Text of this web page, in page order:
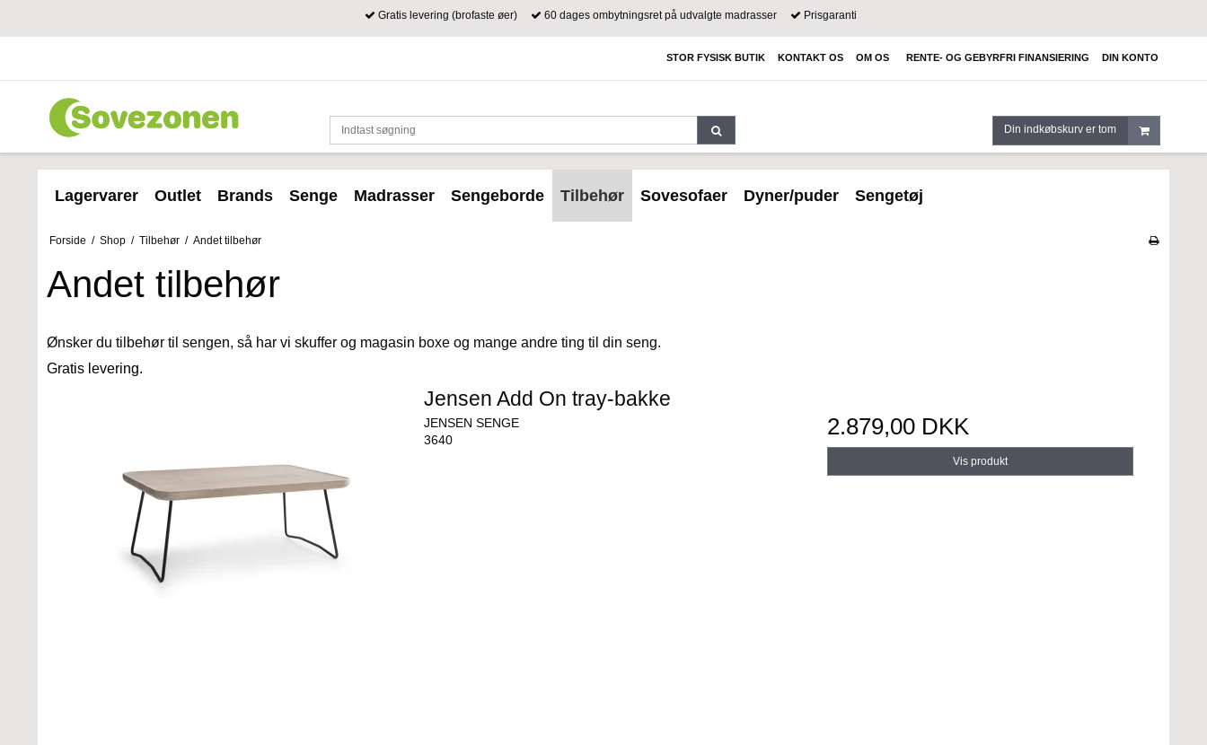
Gratis levering (brofaste øer) 60 dages ombytningsret på udvalgte madrasser Prisgaranti
STOR FYSISK BUTIK KONTAKT OS OM OS RENTE- OG GEBYRFRI FINANSIERING DIN KONTO
Din indkøbskurv er tom
Lagervarer Outlet Brands Senge Madrasser Sengeborde Tilbehør Sovesofaer Dyner/puder Sengetøj
Forside / Shop / Tilbehør / Andet tilbehør
Andet tilbehør
Ønsker du tilbehør til sengen, så har vi skuffer og magasin boxe og mange andre ting til din seng.
Gratis levering.
Jensen Add On tray-bakke
JENSEN SENGE
3640
2.879,00 DKK
Vis produkt